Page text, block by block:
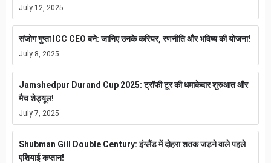
July 12, 2025
संजोग गुप्ता ICC CEO बने: जानिए उनके करियर, रणनीति और भविष्य की योजना!
July 8, 2025
Jamshedpur Durand Cup 2025: ट्रॉफी टूर की धमाकेदार शुरुआत और
मैच शेड्यूल!
July 7, 2025
Shubman Gill Double Century: इंग्लैंड में दोहरा शतक जड़ने वाले पहले
एशियाई कप्तान!